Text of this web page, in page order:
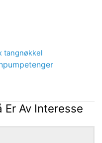
tangnøkkel
Er Av Interesse